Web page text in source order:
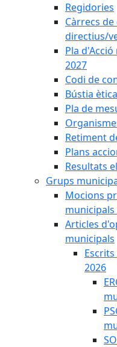
Regidories
Càrrecs
directius/
Pla
2027
Codi de
Bústia ètica
Pla de
Retiment
Plans
Resultats
Grups
Mocions
municipals
Articles
municipals
2026